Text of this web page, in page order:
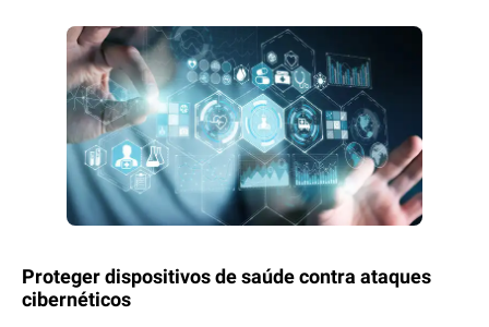
Proteger dispositivos de saúde contra ataques
cibernéticos